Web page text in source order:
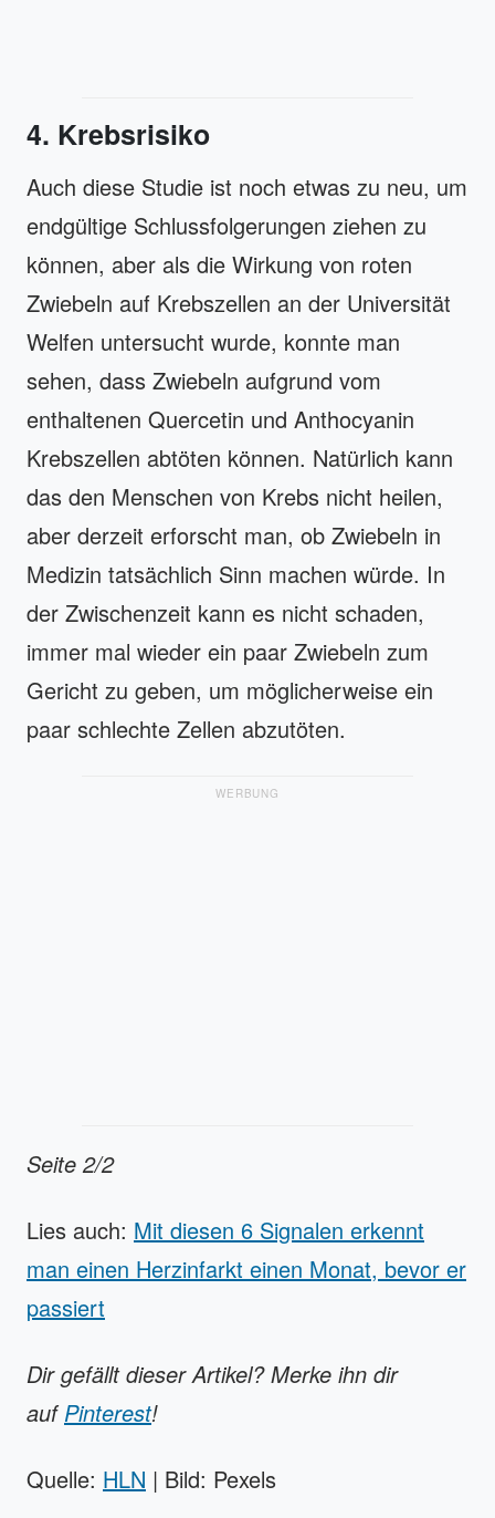
4. Krebsrisiko
Auch diese Studie ist noch etwas zu neu, um
endgültige Schlussfolgerungen ziehen zu
können, aber als die Wirkung von roten
Zwiebeln auf Krebszellen an der Universität
Welfen untersucht wurde, konnte man
sehen, dass Zwiebeln aufgrund vom
enthaltenen Quercetin und Anthocyanin
Krebszellen abtöten können. Natürlich kann
das den Menschen von Krebs nicht heilen,
aber derzeit erforscht man, ob Zwiebeln in
Medizin tatsächlich Sinn machen würde. In
der Zwischenzeit kann es nicht schaden,
immer mal wieder ein paar Zwiebeln zum
Gericht zu geben, um möglicherweise ein
paar schlechte Zellen abzutöten.
WERBUNG
Seite 2/2
Lies auch: Mit diesen 6 Signalen erkennt
man einen Herzinfarkt einen Monat, bevor er
passiert
Dir gefällt dieser Artikel? Merke ihn dir
aufPinterest!
Quelle: HLN | Bild: Pexels